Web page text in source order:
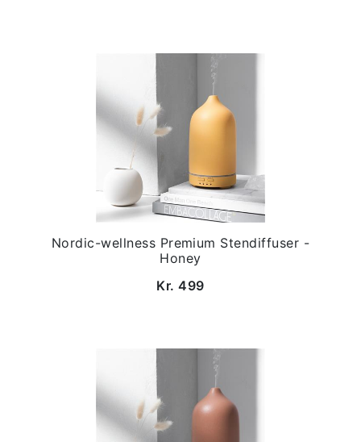
Nordic-wellness Premium Stendiffuser -
Honey
Kr. 499